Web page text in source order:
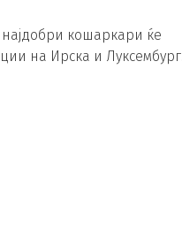
кошаркари ќе
на Ирска и Луксембург.